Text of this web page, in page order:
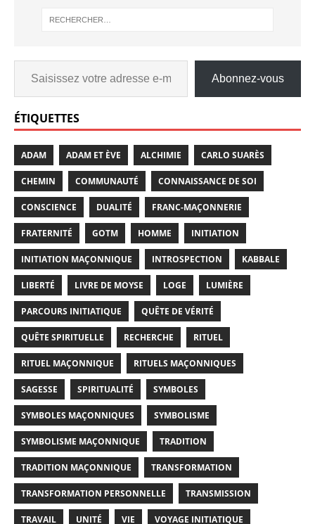
Abonnez-vous
ÉTIQUETTES
ADAM ADAM ET ÈVE ALCHIMIE CARLO SUARÈS
CHEMIN COMMUNAUTÉ CONNAISSANCE DE SOI
CONSCIENCE DUALITÉ FRANC-MAÇONNERIE
FRATERNITÉ GOTM HOMME INITIATION
INITIATION MAÇONNIQUE INTROSPECTION KABBALE
LIBERTÉ LIVRE DE MOYSE LOGE LUMIÈRE
PARCOURS INITIATIQUE QUÊTE DE VÉRITÉ
QUÊTE SPIRITUELLE RECHERCHE RITUEL
RITUEL MAÇONNIQUE RITUELS MAÇONNIQUES
SAGESSE SPIRITUALITÉ SYMBOLES
SYMBOLES MAÇONNIQUES SYMBOLISME
SYMBOLISME MAÇONNIQUE TRADITION
TRADITION MAÇONNIQUE TRANSFORMATION
TRANSFORMATION PERSONNELLE TRANSMISSION
TRAVAIL UNITÉ VIE VOYAGE INITIATIQUE